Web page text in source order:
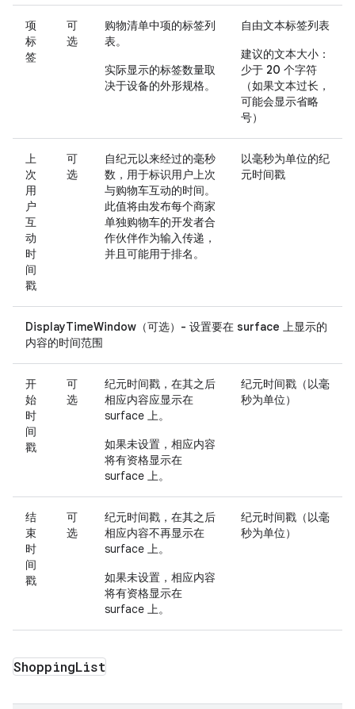
项
标
签
可
选
购物清单中项的标签列
表。
实际显示的标签数量取
决于设备的外形规格。
自由文本标签列表
建议的文本大小：
少于 20 个字符
（如果文本过长，
可能会显示省略
号）
上
次
用
户
互
动
时
间
戳
可
选
自纪元以来经过的毫秒
数，用于标识用户上次
与购物车互动的时间。
此值将由发布每个商家
单独购物车的开发者合
作伙伴作为输入传递，
并且可能用于排名。
以毫秒为单位的纪
元时间戳
DisplayTimeWindow（可选）- 设置要在 surface 上显示的
内容的时间范围
开
始
时
间
戳
可
选
纪元时间戳，在其之后
相应内容应显示在
surface 上。
如果未设置，相应内容
将有资格显示在
surface 上。
纪元时间戳（以毫
秒为单位）
结
束
时
间
戳
可
选
纪元时间戳，在其之后
相应内容不再显示在
surface 上。
如果未设置，相应内容
将有资格显示在
surface 上。
纪元时间戳（以毫
秒为单位）
ShoppingList